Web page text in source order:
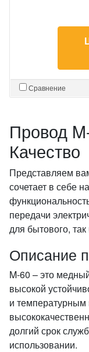
Сравнение
Провод
Качество
Представляем
сочетает в себе
передачи
для бытового,
Описание
M-60 – это
высокой
и температурным
долгий срок
использовании.